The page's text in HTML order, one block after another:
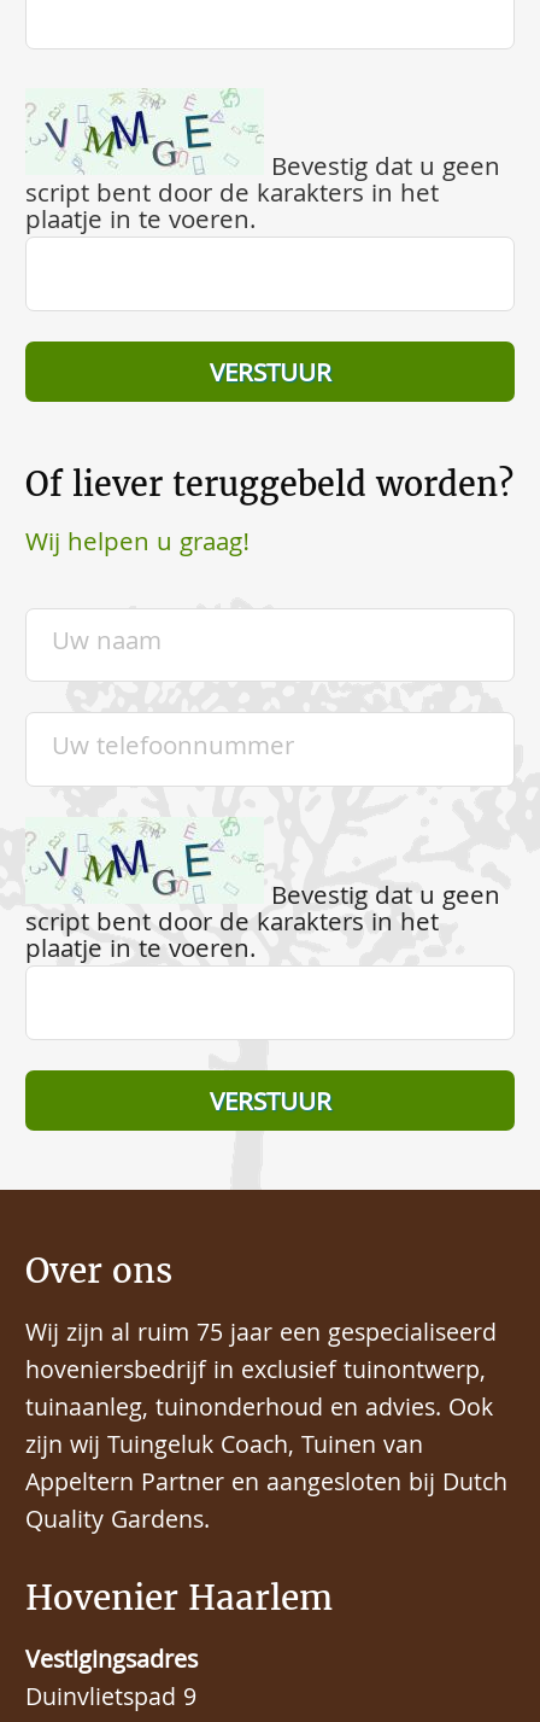
Bevestig dat u geen
script bent door de karakters in het
plaatje in te voeren.
Of liever teruggebeld worden?
Wij helpen u graag!
Bevestig dat u geen
script bent door de karakters in het
plaatje in te voeren.
Hovenier Haarlem
Vestigingsadres
Duinvlietspad 9
Over ons
Wij zijn al ruim 75 jaar een gespecialiseerd
hoveniersbedrijf in exclusief tuinontwerp,
tuinaanleg, tuinonderhoud en advies. Ook
zijn wij Tuingeluk Coach, Tuinen van
Appeltern Partner en aangesloten bij Dutch
Quality Gardens.